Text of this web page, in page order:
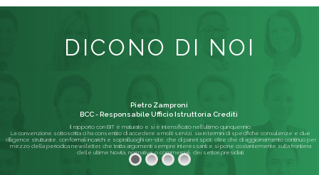
DICONO DI NOI
Il rapporto con BIT è maturato e si è intensificato nell'ultimo quinquennio.
La convenzione sottoscritta ci ha consentito di accedere a molti servizi, sia in termini di specifiche consulenze e due
diligence strutturate, con formali incarichi e sopralluoghi on-site, che di pareri spot; oltre che di aggiornamento continuo per
mezzo della periodica newsletter, che tratta argomenti sempre interessanti e si pone costantemente sulla frontiera
delle ultime Novità, normative o commerciali, dei settori presidiati.
Pietro Zamproni
BCC - Responsabile Ufficio Istruttoria Crediti
Leggi di più